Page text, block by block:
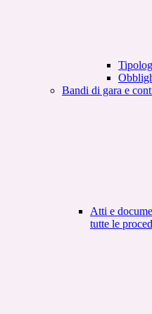
Bandi di gara e
Atti e
tutte le